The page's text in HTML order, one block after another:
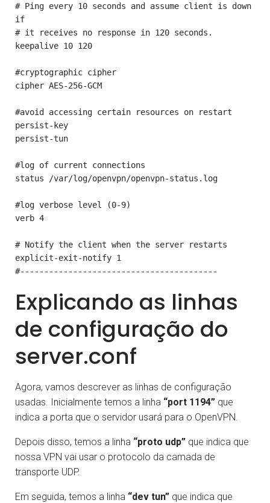
# Ping every 10 seconds and assume client is down
if
# it receives no response in 120 seconds.
keepalive 10 120
#cryptographic cipher
cipher AES-256-GCM
#avoid accessing certain resources on restart
persist-key
persist-tun
#log of current connections
status /var/log/openvpn/openvpn-status.log
#log verbose level (0-9)
verb 4
# Notify the client when the server restarts
explicit-exit-notify 1
Explicando as linhas
de configuração do
server.conf
Agora, vamos descrever as linhas de configuração
usadas. Inicialmente temos a linha “port 1194” que
indica a porta que o servidor usará para o OpenVPN.
Depois disso, temos a linha “proto udp” que indica que
nossa VPN vai usar o protocolo da camada de
transporte UDP.
Em seguida, temos a linha “dev tun” que indica que